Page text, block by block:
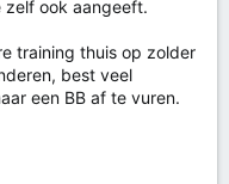
zelf ook aangeeft.
training thuis op zolder
best veel
een BB af te vuren.